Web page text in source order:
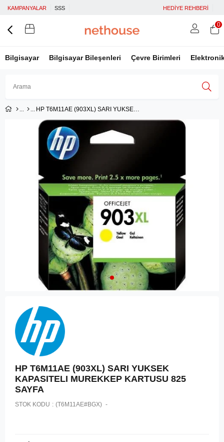
KAMPANYALAR SSS HEDİYE REHBERİ
Bilgisayar Bilgisayar Bileşenleri Çevre Birimleri
Üye Ol
Google İle Bağlan
0
HP T6M11AE (903XL) SARI YUKSEK KAPASITELI MUREKKEP KARTUSU 825 SAYFA
HP T6M11AE (903XL) SARI YUKSEK
KAPASITELI MUREKKEP KARTUSU 825
SAYFA
STOK KODU (T6M11AE#BGX)